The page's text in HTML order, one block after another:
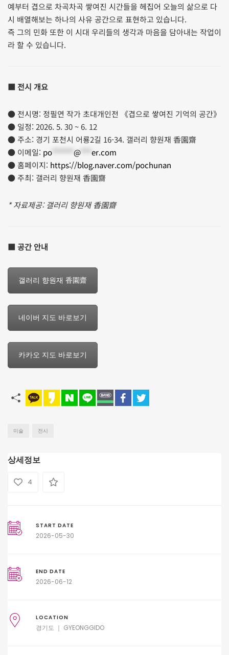
예부터 겹으로 차곡차곡 쌓여진 시간들을 헤집어 오늘의 삶으로 다
시 배열해보는 하나의 사유 공간으로 표현하고 있습니다.
즉 그의 민화 또한 이 시대 우리들의 생각과 마음을 담아내는 작업이
라 할 수 있습니다.
■ 전시 개요
● 전시명: 정필연 작가 초대개인전 《겹으로 쌓여진 기억의 공간》
● 일정: 2026. 5. 30 ~ 6. 12
● 주소: 경기 포천시 어룡2길 16-34. 갤러리 향원재 香園齋
● 이메일: po @
er.com
● 홈페이지: https://blog.naver.com/pochunan
● 주최: 갤러리 향원재 香園齋
* 자료제공: 갤러리 향원재 香園齋
■ 공간 안내
갤러리 향원재 香園齋
네이버 지도 바로보기
카카오 지도 바로보기
미술 전시
상세정보
4
START DATE
2026-05-30
END DATE
2026-06-12
LOCATION
경기도 ｜ GYEONGGIDO